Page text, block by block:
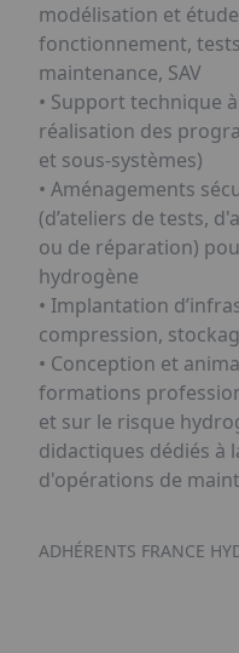
modélisation et
fonctionnement,
maintenance, SAV
• Support technique
réalisation des
et sous-systèmes)
• Aménagements
(d’ateliers de tests,
ou de réparation)
hydrogène
• Implantation
compression,
• Conception et
formations
et sur le risque
didactiques dédiés à
d'opérations de
ADHÉRENTS FRANCE